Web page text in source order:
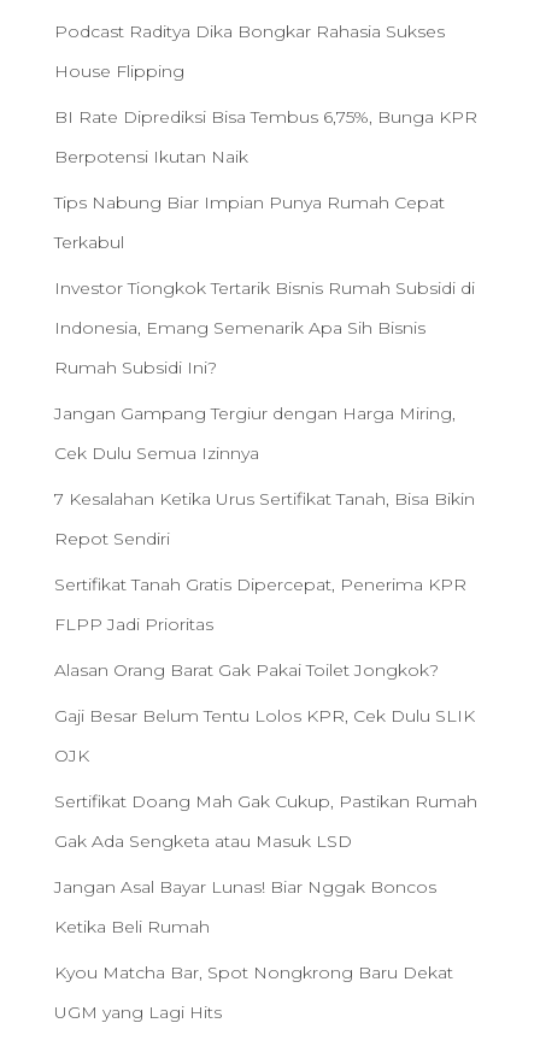
Podcast Raditya Dika Bongkar Rahasia Sukses
House Flipping
BI Rate Diprediksi Bisa Tembus 6,75%, Bunga KPR
Berpotensi Ikutan Naik
Tips Nabung Biar Impian Punya Rumah Cepat
Terkabul
Investor Tiongkok Tertarik Bisnis Rumah Subsidi di
Indonesia, Emang Semenarik Apa Sih Bisnis
Rumah Subsidi Ini?
Jangan Gampang Tergiur dengan Harga Miring,
Cek Dulu Semua Izinnya
7 Kesalahan Ketika Urus Sertifikat Tanah, Bisa Bikin
Repot Sendiri
Sertifikat Tanah Gratis Dipercepat, Penerima KPR
FLPP Jadi Prioritas
Alasan Orang Barat Gak Pakai Toilet Jongkok?
Gaji Besar Belum Tentu Lolos KPR, Cek Dulu SLIK
OJK
Sertifikat Doang Mah Gak Cukup, Pastikan Rumah
Gak Ada Sengketa atau Masuk LSD
Jangan Asal Bayar Lunas! Biar Nggak Boncos
Ketika Beli Rumah
Kyou Matcha Bar, Spot Nongkrong Baru Dekat
UGM yang Lagi Hits